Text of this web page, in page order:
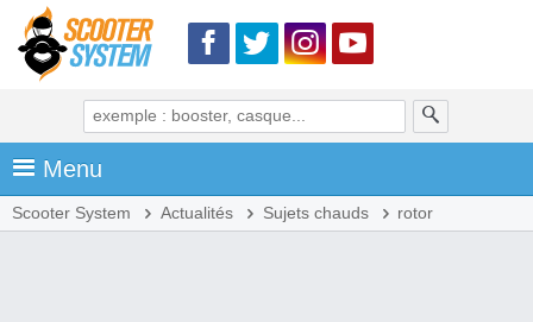
Menu
Scooter System Actualités Sujets chauds rotor